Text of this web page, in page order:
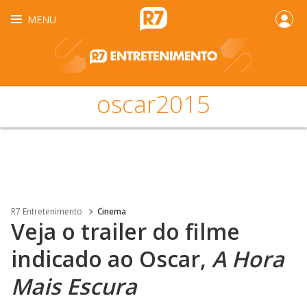
MENU
oscar2015
R7 Entretenimento Cinema
Veja o trailer do filme
indicado ao Oscar, A Hora
Mais Escura